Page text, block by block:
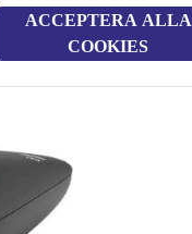
ACCEPTERA ALLA
COOKIES